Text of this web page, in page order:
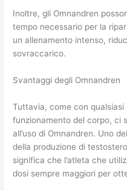
Inoltre, gli Omnandren
tempo necessario per la
un allenamento intenso,
sovraccarico.
Svantaggi degli Omnandren
Tuttavia, come con
funzionamento del corpo, ci
all’uso di Omnandren. Uno
della produzione di
significa che l’atleta che
dosi sempre maggiori per